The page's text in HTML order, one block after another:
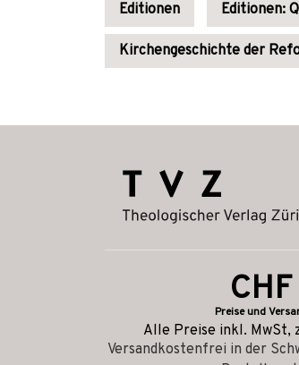
Editionen Editionen:
Kirchengeschichte der
CHF
Preise und
Alle Preise inkl. MwSt,
Versandkostenfrei in der